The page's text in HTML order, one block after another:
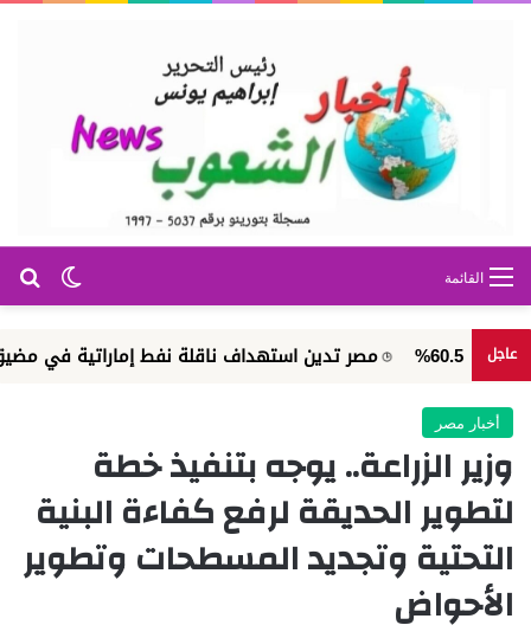
الوضع القائمة
عاجل مصر تدين استهداف ناقلة نفط إماراتية في مضيق هرمز
أخبار مصر
وزير الزراعة.. يوجه بتنفيذ خطة
لتطوير الحديقة لرفع كفاءة البنية
التحتية وتجديد المسطحات وتطوير
الأحواض